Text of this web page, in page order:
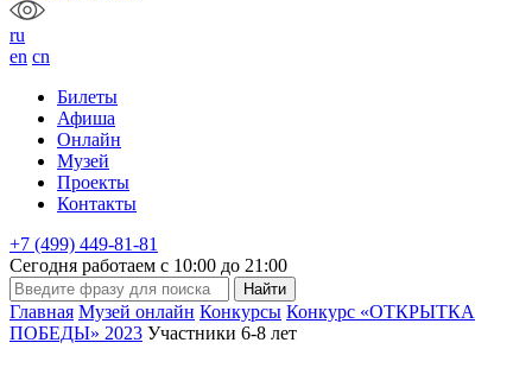
ru
en cn
Билеты
Афиша
Онлайн
Музей
Проекты
Контакты
+7 (499) 449-81-81
Сегодня работаем с 10:00 до 21:00
Главная Музей онлайн Конкурсы Конкурс «ОТКРЫТКА
ПОБЕДЫ» 2023 Участники 6-8 лет